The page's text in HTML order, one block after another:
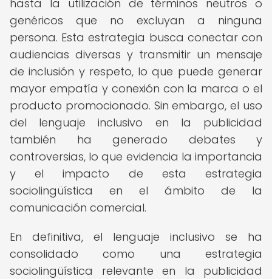
hasta la utilización de términos neutros o
genéricos que no excluyan a ninguna
persona. Esta estrategia busca conectar con
audiencias diversas y transmitir un mensaje
de inclusión y respeto, lo que puede generar
mayor empatía y conexión con la marca o el
producto promocionado. Sin embargo, el uso
del lenguaje inclusivo en la publicidad
también ha generado debates y
controversias, lo que evidencia la importancia
y el impacto de esta estrategia
sociolingüística en el ámbito de la
comunicación comercial.
En definitiva, el lenguaje inclusivo se ha
consolidado como una estrategia
sociolingüística relevante en la publicidad